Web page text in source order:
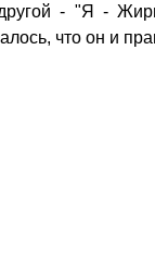
- "Я -
что он и